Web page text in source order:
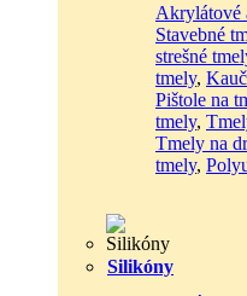
Akrylátové
Stavebné
strešné
tmely,
Pištole na
tmely,
Tmely na
tmely,
Silikóny